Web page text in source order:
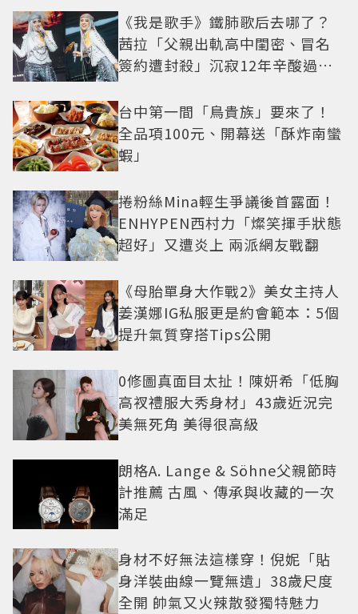
《我是歌手》鐵肺歌后去哪了？
茜拉「父親出軌高中閨密、冒名
簽約遭封殺」沉寂12年辛酸過往
台中第一間「鳥貴族」要來了！
全品項100元、開幕送「酥炸南蠻
蝦」
捲粉絲Mina輕生爭議後首露面！
ENHYPEN西村力「燦笑揮手狀態
超好」又遭炎上 兩派網友戰翻
《母胎單身大作戰2》美女主持人
姜漢娜IG私服更是約會範本：5個
提升氣質穿搭Tips公開
0修圖真面目太扯！陳妍希「低胸
高衩禮服大秀身材」43歲近況完
美無死角 美得很高級
朗格A. Lange & Söhne父親節時
計推薦 古風、傳承與收藏的一次
滿足
身材不好無法這樣穿！倪妮「貼
身洋裝曲線一覽無遺」38歲尺度
全開 帥氣又火辣散發獨特魅力